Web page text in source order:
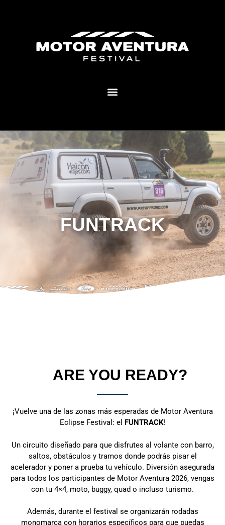
FUNTRACK
ARE YOU READY?
¡Vuelve una de las zonas más esperadas de Motor Aventura
Eclipse Festival: el FUNTRACK!
Un circuito diseñado para que disfrutes al volante con barro,
saltos, obstáculos y tramos donde podrás pisar el
acelerador y poner a prueba tu vehículo. Diversión asegurada
para todos los participantes de Motor Aventura 2026, vengas
con tu 4×4, moto, buggy, quad o incluso turismo.
Además, durante el festival se organizarán rodadas
monomarca con horarios específicos para que puedas